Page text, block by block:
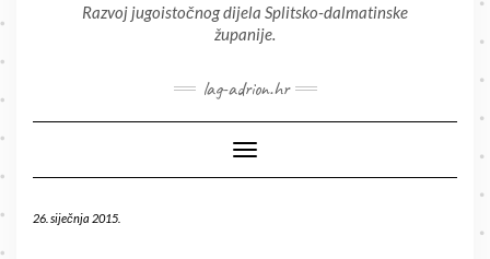
Razvoj jugoistočnog dijela Splitsko-dalmatinske
županije.
lag-adrion.hr
Toggle Navigation
26. siječnja 2015.